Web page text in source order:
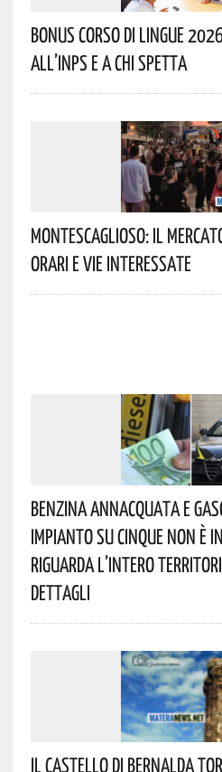
Bonus Corso Di Lingue
All’INPS E A Chi Spetta
Montescaglioso: Il Mercato
Orari E Vie Interessate
Benzina Annacquata E
Impianto Su Cinque Non È
Riguarda L’intero
Dettagli
Il Castello Di Bernalda